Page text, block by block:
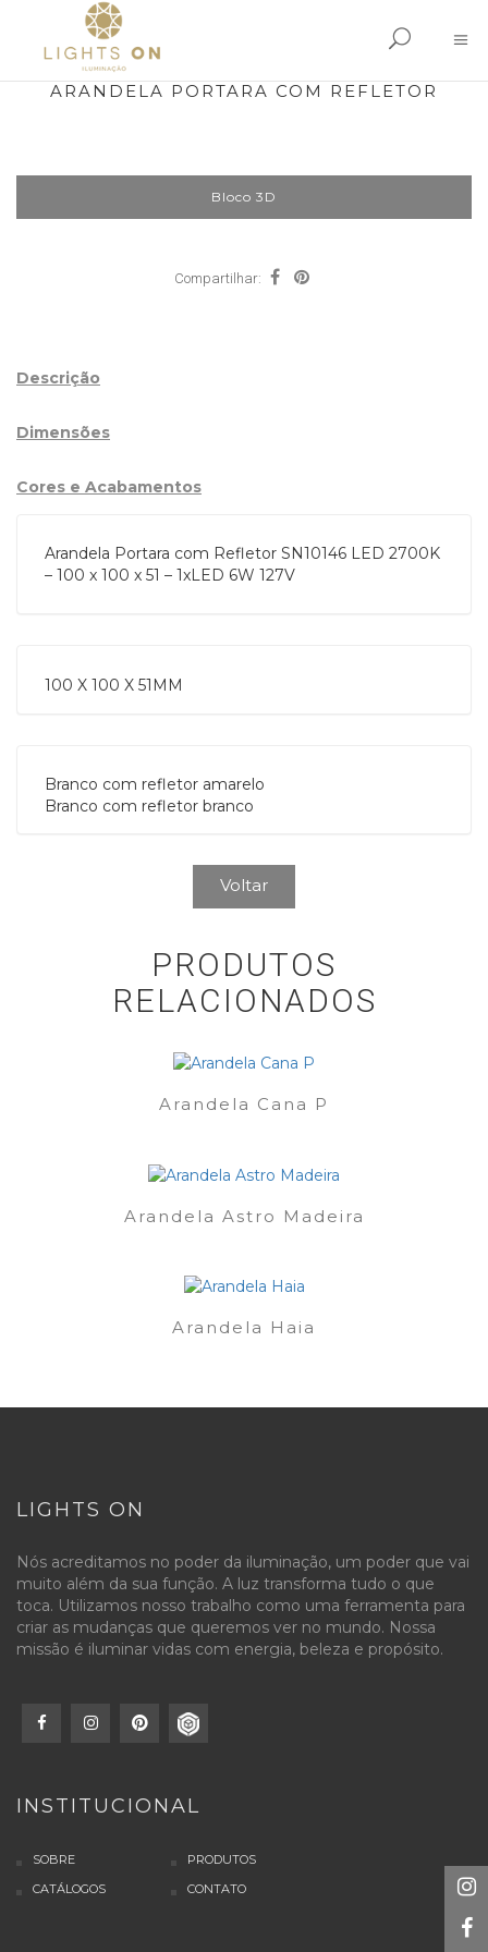
ARANDELA PORTARA COM REFLETOR
Bloco 3D
Compartilhar:
Descrição
Dimensões
Cores e Acabamentos
Arandela Portara com Refletor SN10146 LED 2700K
– 100 x 100 x 51 – 1xLED 6W 127V
100 X 100 X 51MM
Branco com refletor amarelo
Branco com refletor branco
Voltar
PRODUTOS
RELACIONADOS
Arandela Cana P
Arandela Astro Madeira
Arandela Haia
LIGHTS ON
Nós acreditamos no poder da iluminação, um poder que vai
muito além da sua função. A luz transforma tudo o que
toca. Utilizamos nosso trabalho como uma ferramenta para
criar as mudanças que queremos ver no mundo. Nossa
missão é iluminar vidas com energia, beleza e propósito.
INSTITUCIONAL
SOBRE
PRODUTOS
CATÁLOGOS
CONTATO